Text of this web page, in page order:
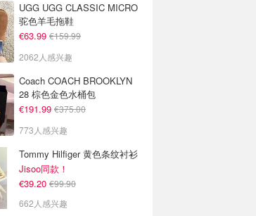
UGG UGG CLASSIC MICRO
驼色羊毛拖鞋
€63.99 €159.99
2062人感兴趣
Coach COACH BROOKLYN
28 棕色金色水桶包
€191.99 €375.00
773人感兴趣
Tommy Hilfiger 黄色条纹衬衫
Jisoo同款！
€39.20 €99.90
662人感兴趣